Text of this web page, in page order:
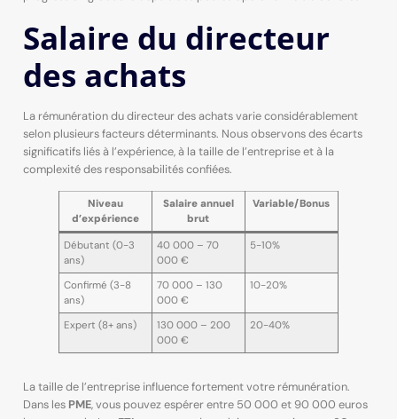
Salaire du directeur
des achats
La rémunération du directeur des achats varie considérablement
selon plusieurs facteurs déterminants. Nous observons des écarts
significatifs liés à l’expérience, à la taille de l’entreprise et à la
complexité des responsabilités confiées.
Niveau
d’expérience
Salaire annuel
brut
Variable/Bonus
Débutant (0-3
ans)
40 000 – 70
000 €
5-10%
Confirmé (3-8
ans)
70 000 – 130
000 €
10-20%
Expert (8+ ans)
130 000 – 200
000 €
20-40%
La taille de l’entreprise influence fortement votre rémunération.
Dans les PME, vous pouvez espérer entre 50 000 et 90 000 euros